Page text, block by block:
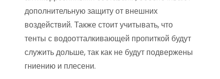
дополнительную защиту от внешних
воздействий. Также стоит учитывать, что
тенты с водоотталкивающей пропиткой будут
служить дольше, так как не будут подвержены
гниению и плесени.